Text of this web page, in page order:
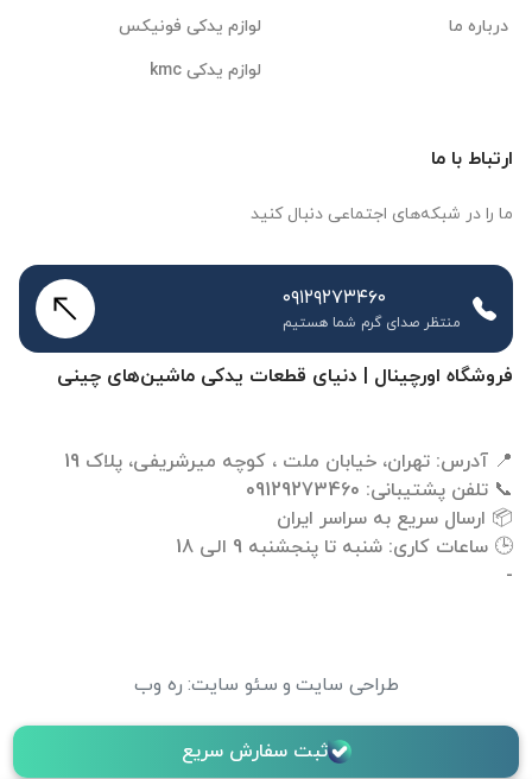
ثبت سفارش سریع
فروشگاه اورچینال | دنیای قطعات یدکی ماشین‌های چینی
-
درباره ما
لوازم یدکی فونیکس
لوازم یدکی kmc
ارتباط با ما
ما را در شبکه‌های اجتماعی دنبال کنید
۰۹۱۲۹۲۷۳۴۶۰
منتظر صدای گرم شما هستیم
طراحی سایت و سئو سایت: ره وب